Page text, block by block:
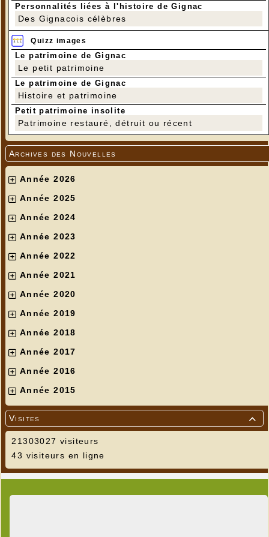
Personnalités liées à l'histoire de Gignac
Des Gignacois célèbres
Quizz images
Le patrimoine de Gignac
Le petit patrimoine
Le patrimoine de Gignac
Histoire et patrimoine
Petit patrimoine insolite
Patrimoine restauré, détruit ou récent
Archives des Nouvelles
Année 2026
Année 2025
Année 2024
Année 2023
Année 2022
Année 2021
Année 2020
Année 2019
Année 2018
Année 2017
Année 2016
Année 2015

Visites
21303027 visiteurs
43 visiteurs en ligne